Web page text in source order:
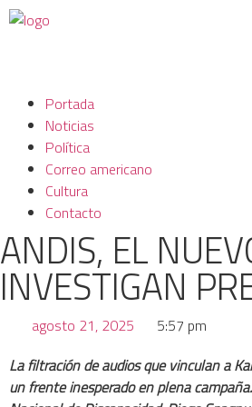
Portada
Noticias
Política
Correo americano
Cultura
Contacto
ANDIS, EL
INVESTIGAN
agosto 21, 2025
5:57 pm
La filtración de audios que vinculan a
un frente inesperado en plena